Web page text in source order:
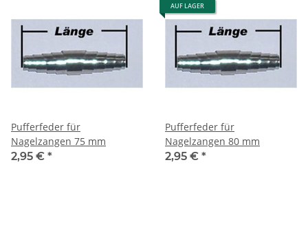
Pufferfeder für
Nagelzangen 75 mm
2,95 € *
AUF LAGER
Pufferfeder für
Nagelzangen 80 mm
2,95 € *